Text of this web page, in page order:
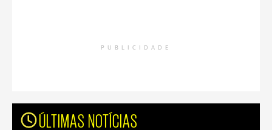
PUBLICIDADE
ÚLTIMAS NOTÍCIAS